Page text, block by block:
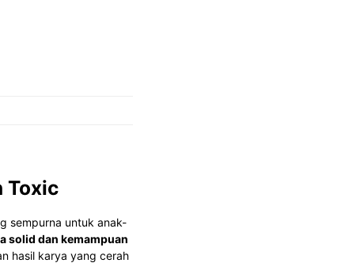
Toxic
sempurna untuk anak-
solid dan kemampuan
hasil karya yang cerah